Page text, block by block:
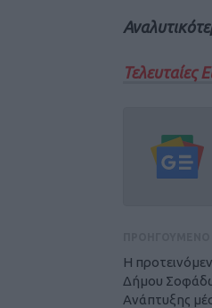
Τελευταίες
Η
Δήμου
Ανάπτυξης